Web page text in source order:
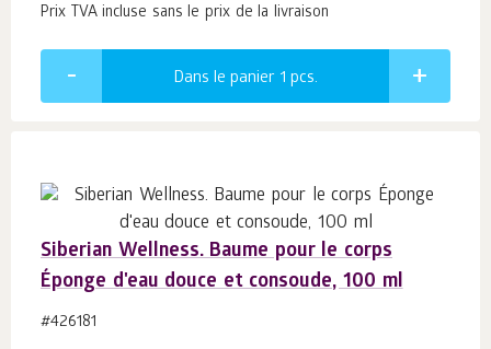
Prix TVA incluse sans le prix de la livraison
Dans le panier 1 pcs.
Siberian Wellness. Baume pour le corps
Éponge d'eau douce et consoude, 100 ml
#426181